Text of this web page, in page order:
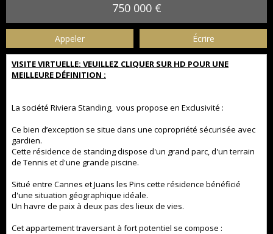
750 000 €
Appeler Écrire
VISITE VIRTUELLE: VEUILLEZ CLIQUER SUR HD POUR UNE
MEILLEURE DÉFINITION :
La société Riviera Standing, vous propose en Exclusivité :
Ce bien d’exception se situe dans une copropriété sécurisée avec
gardien.
Cette résidence de standing dispose d'un grand parc, d'un terrain
de Tennis et d'une grande piscine.
Situé entre Cannes et Juans les Pins cette résidence bénéficié
d'une situation géographique idéale.
Un havre de paix à deux pas des lieux de vies.
Cet appartement traversant à fort potentiel se compose :